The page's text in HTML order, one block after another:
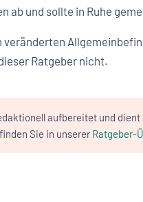
ab und sollte in Ruhe
Ratgeber nicht.
aufbereitet und
Sie in unserer Ratgeber-